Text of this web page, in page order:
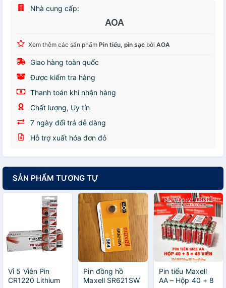
Nhà cung cấp:
AOA
Xem thêm các sản phẩm Pin tiểu, pin sạc bởi AOA
Giao hàng toàn quốc
Được kiểm tra hàng
Thanh toán khi nhận hàng
Chất lượng, Uy tín
7 ngày đổi trả dễ dàng
Hỗ trợ xuất hóa đơn đỏ
SẢN PHẨM TƯƠNG TỰ
Vỉ 5 Viên Pin
CR1220 Lithium
Pin đồng hồ
Maxell SR621SW
Pin tiểu Maxell
AA – Hộp 40 + 8